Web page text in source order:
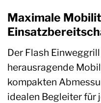
Maximale
Der Flash
herausragende
kompakten
idealen Begleiter